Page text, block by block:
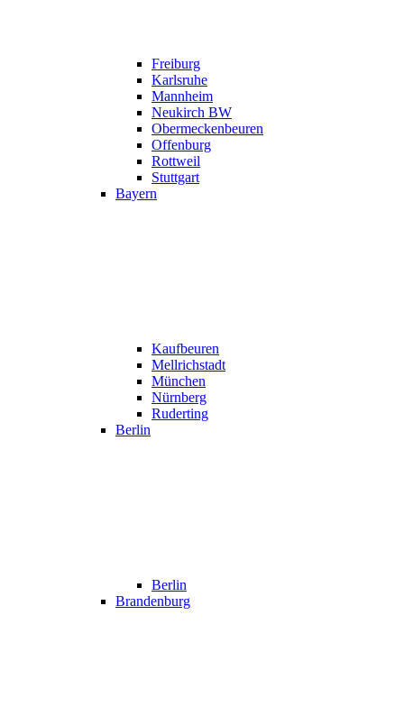
Freiburg
Karlsruhe
Mannheim
Neukirch BW
Obermeckenbeuren
Offenburg
Rottweil
Stuttgart
Bayern
Kaufbeuren
Mellrichstadt
München
Nürnberg
Ruderting
Berlin
Berlin
Brandenburg